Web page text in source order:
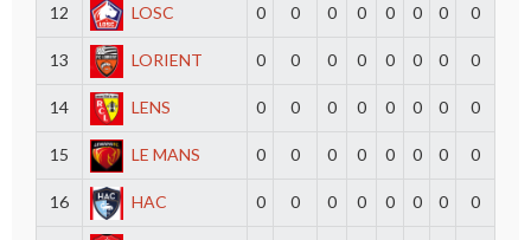
12 LOSC 0 0 0 0 0 0 0 0
13 LORIENT 0 0 0 0 0 0 0 0
14 LENS 0 0 0 0 0 0 0 0
15 LE MANS 0 0 0 0 0 0 0 0
16 HAC 0 0 0 0 0 0 0 0